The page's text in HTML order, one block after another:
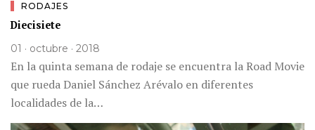
RODAJES
Diecisiete
01 · octubre · 2018
En la quinta semana de rodaje se encuentra la Road Movie
que rueda Daniel Sánchez Arévalo en diferentes
localidades de la…